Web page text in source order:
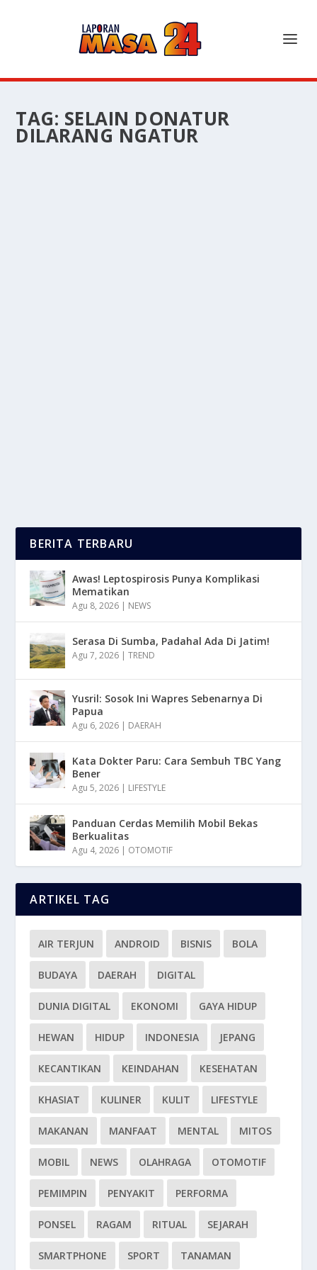
TAG: SELAIN DONATUR
DILARANG NGATUR
BERITA TERBARU
Awas! Leptospirosis Punya Komplikasi
Mematikan
Agu 8, 2026 | NEWS
Serasa Di Sumba, Padahal Ada Di Jatim!
Agu 7, 2026 |TREND
Yusril: Sosok Ini Wapres Sebenarnya Di
Papua
Agu 6, 2026 | DAERAH
Kata Dokter Paru: Cara Sembuh TBC Yang
Bener
Agu 5, 2026 | LIFESTYLE
Panduan Cerdas Memilih Mobil Bekas
Berkualitas
Agu 4, 2026 | OTOMOTIF
ARTIKEL TAG
AIR TERJUN ANDROID BISNIS BOLA
BUDAYA DAERAH DIGITAL
DUNIA DIGITAL EKONOMI GAYA HIDUP
HEWAN HIDUP INDONESIA JEPANG
KECANTIKAN KEINDAHAN KESEHATAN
KHASIAT KULINER KULIT LIFESTYLE
MAKANAN MANFAAT MENTAL MITOS
MOBIL NEWS OLAHRAGA OTOMOTIF
PEMIMPIN PENYAKIT PERFORMA
PONSEL RAGAM RITUAL SEJARAH
SMARTPHONE SPORT TANAMAN